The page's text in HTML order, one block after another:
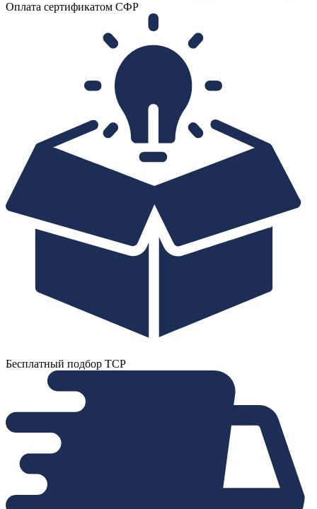
Оплата сертификатом СФР
Бесплатный подбор ТСР